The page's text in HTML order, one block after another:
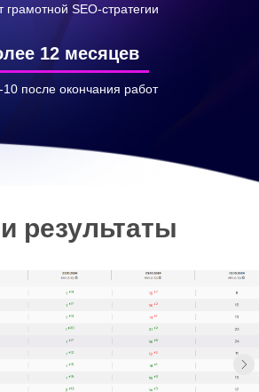
12 месяцев
грамотной SEO-стратегии
после окончания работ
результаты